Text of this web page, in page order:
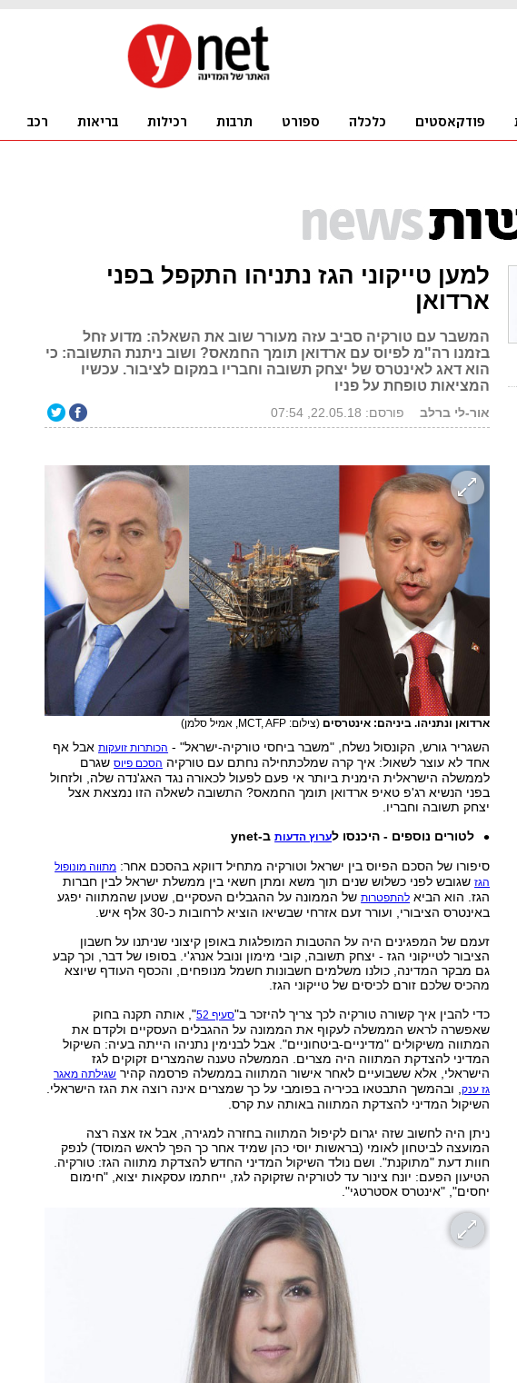
למען טייקוני הגז נתניהו התקפל בפני
ארדואן
המשבר עם טורקיה סביב עזה מעורר שוב את השאלה: מדוע זחל
בזמנו רה"מ לפיוס עם ארדואן תומך החמאס? ושוב ניתנת התשובה: כי
הוא דאג לאינטרס של יצחק תשובה וחבריו במקום לציבור. עכשיו
המציאות טופחת על פניו
אור-לי ברלב פורסם: 22.05.18, 07:54
ארדואן ונתניהו. ביניהם: אינטרסים (צילום: MCT, AFP, אמיל סלמן)
השגריר גורש, הקונסול נשלח, "משבר ביחסי טורקיה-ישראל" - הכותרות זועקותאבל אף
אחד לא עוצר לשאול: איך קרה שמלכתחילה נחתם עם טורקיה הסכם פיוסשגרם
לממשלה הישראלית הימנית ביותר אי פעם לפעול לכאורה נגד האג'נדה שלה, ולזחול
בפני הנשיא רג'פ טאיפ ארדואן תומך החמאס? התשובה לשאלה הזו נמצאת אצל
יצחק תשובה וחבריו.
לטורים נוספים - היכנסו לערוץ הדעותב-ynet
סיפורו של הסכם הפיוס בין ישראל וטורקיה מתחיל דווקא בהסכם אחר: מתווה מונופול
הגזשגובש לפני כשלוש שנים תוך משא ומתן חשאי בין ממשלת ישראל לבין חברות
הגז. הוא הביא להתפטרותשל הממונה על ההגבלים העסקיים, שטען שהמתווה יפגע
באינטרס הציבורי, ועורר זעם אזרחי שבשיאו הוציא לרחובות כ-30 אלף איש.
זעמם של המפגינים היה על ההטבות המופלגות באופן קיצוני שניתנו על חשבון
הציבור לטייקוני הגז - יצחק תשובה, קובי מימון ונובל אנרג'י. בסופו של דבר, וכך קבע
גם מבקר המדינה, כולנו משלמים חשבונות חשמל מנופחים, והכסף העודף שיוצא
מהכיס שלכם זורם לכיסים של טייקוני הגז.
כדי להבין איך קשורה טורקיה לכך צריך להיזכר ב"סעיף 52
", אותה תקנה בחוק
שאפשרה לראש הממשלה לעקוף את הממונה על ההגבלים העסקיים ולקדם את
המתווה משיקולים "מדיניים-ביטחוניים". אבל לבנימין נתניהו הייתה בעיה: השיקול
המדיני להצדקת המתווה היה מצרים. הממשלה טענה שהמצרים זקוקים לגז
הישראלי, אלא ששבועיים לאחר אישור המתווה בממשלה פרסמה קהיר שגילתה מאגר
גז ענק, ובהמשך התבטאו בכיריה בפומבי על כך שמצרים אינה רוצה את הגז הישראלי.
השיקול המדיני להצדקת המתווה באותה עת קרס.
ניתן היה לחשוב שזה יגרום לקיפול המתווה בחזרה למגירה, אבל אז אצה רצה
המועצה לביטחון לאומי (בראשות יוסי כהן שמיד אחר כך הפך לראש המוסד) לנפק
חוות דעת "מתוקנת". ושם נולד השיקול המדיני החדש להצדקת מתווה הגז: טורקיה.
הטיעון הפעם: יונח צינור עד לטורקיה שזקוקה לגז, ייחתמו עסקאות יצוא, "חימום
יחסים", "אינטרס אסטרטגי".